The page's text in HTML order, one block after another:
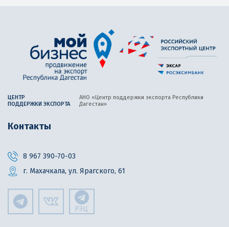
ЦЕНТР
ПОДДЕРЖКИ ЭКСПОРТА
АНО «Центр поддержки экспорта Республики
Дагестан»
Контакты
8 967 390-70-03
г. Махачкала, ул. Ярагского, 61
РЭЦ